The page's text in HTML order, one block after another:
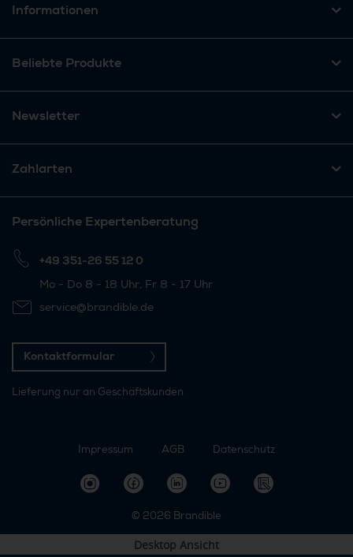
Informationen
Beliebte Produkte
Newsletter
Zahlarten
Persönliche Expertenberatung
+49 351-26 55 12 0
Mo - Do 8 - 18 Uhr, Fr 8 - 17 Uhr
service@brandible.de
Kontaktformular
Lieferung nur an Geschäftskunden
Impressum AGB Datenschutz
© 2026 Brandible
Desktop Ansicht